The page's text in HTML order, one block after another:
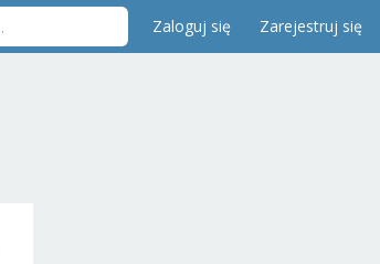
Zaloguj się Zarejestruj się